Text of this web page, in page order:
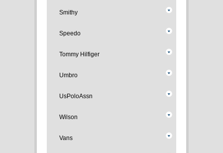
Smithy
Speedo
Tommy Hilfiger
Umbro
UsPoloAssn
Wilson
Vans